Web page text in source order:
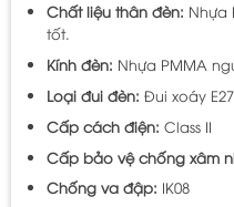
Chất liệu thân đèn: Nhựa
tốt.
Kính đèn: Nhựa PMMA
Loại đui đèn: Đui xoáy E27
Cấp cách điện: Class II
Cấp bảo vệ chống xâm
Chống va đập: IK08